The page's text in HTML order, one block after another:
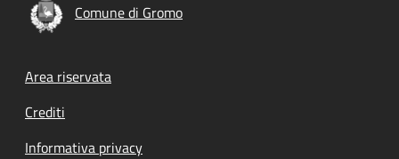
Comune di Gromo
Footer menu
Area riservata
Crediti
Informativa privacy